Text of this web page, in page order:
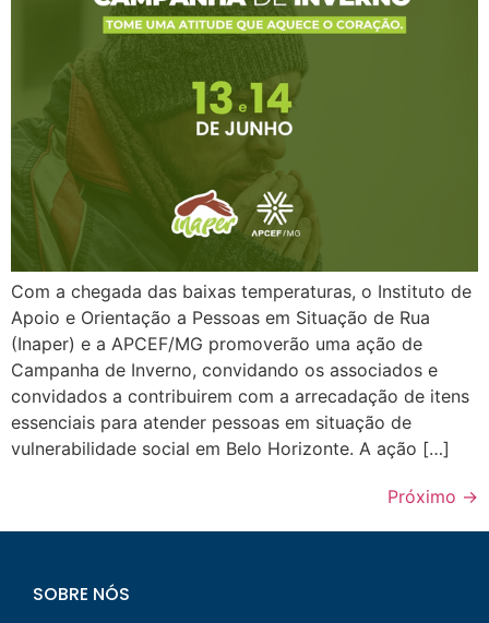
Com a chegada das baixas temperaturas, o Instituto de
Apoio e Orientação a Pessoas em Situação de Rua
(Inaper) e a APCEF/MG promoverão uma ação de
Campanha de Inverno, convidando os associados e
convidados a contribuirem com a arrecadação de itens
essenciais para atender pessoas em situação de
vulnerabilidade social em Belo Horizonte. A ação […]
Próximo →
SOBRE NÓS